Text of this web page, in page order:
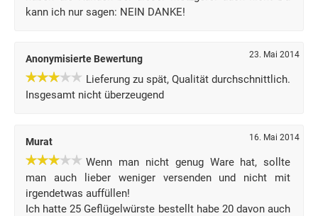
kann ich nur sagen: NEIN DANKE!
Anonymisierte Bewertung 23. Mai 2014
Lieferung zu spät, Qualität durchschnittlich.
Insgesamt nicht überzeugend
Murat 16. Mai 2014
Wenn man nicht genug Ware hat, sollte
man auch lieber weniger versenden und nicht mit
irgendetwas auffüllen!
Ich hatte 25 Geflügelwürste bestellt habe 20 davon auch